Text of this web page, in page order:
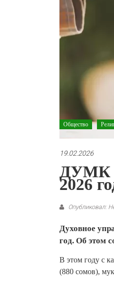
Общество
19.02.2026
ДУМК
2026
Опубликовал:
Духовное
год. Об этом
В этом году с
(880 сомов),